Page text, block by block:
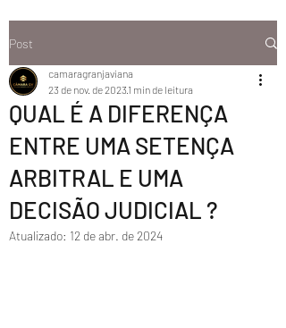
Post
QUAL É A DIFERENÇA
ENTRE UMA SETENÇA
ARBITRAL E UMA
DECISÃO JUDICIAL ?
camaragranjaviana
23 de nov. de 2023 1 min de leitura
Atualizado: 12 de abr. de 2024